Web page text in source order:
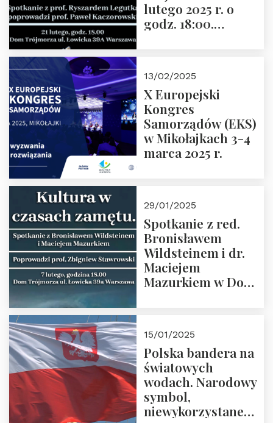
lutego 2025 r. o
godz. 18:00.
Zapraszamy
13/02/2025
X Europejski
Kongres
Samorządów (EKS)
w Mikołajkach 3-4
marca 2025 r.
29/01/2025
Spotkanie z red.
Bronisławem
Wildsteinem i dr.
Maciejem
Mazurkiem w Domu
Prowadzi prof.
Zbigniew
Stawrowski
15/01/2025
Polska bandera na
światowych
wodach. Narodowy
symbol,
niewykorzystane